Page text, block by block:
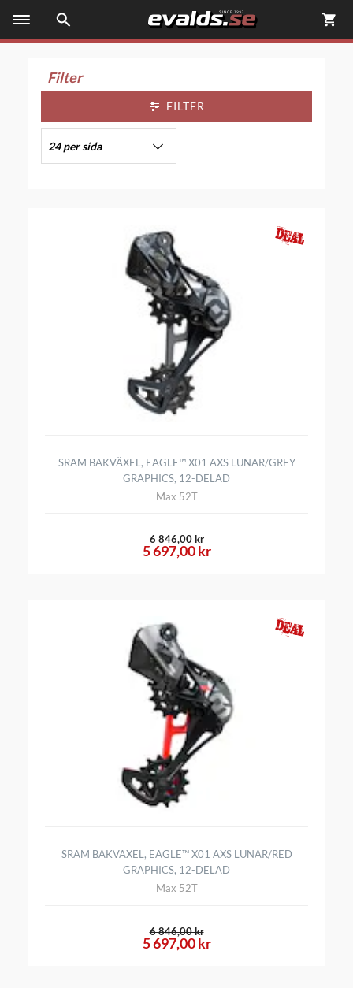
Filter
FILTER
24 per sida
SRAM BAKVÄXEL, EAGLE™ X01 AXS LUNAR/GREY
GRAPHICS, 12-DELAD
Max 52T
5 697,00 kr
6 846,00 kr
SRAM BAKVÄXEL, EAGLE™ X01 AXS LUNAR/RED
GRAPHICS, 12-DELAD
Max 52T
5 697,00 kr
6 846,00 kr